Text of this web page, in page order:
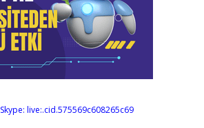
Skype: live:.cid.575569c608265c69